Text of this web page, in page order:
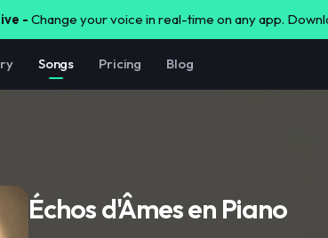
- Change your voice in real-time on any app.
Songs Pricing Blog
Échos d'Âmes en Piano